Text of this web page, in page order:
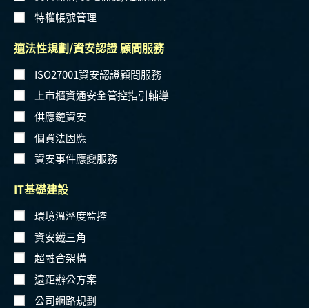
特權帳號管理
適法性規劃/資安認證 顧問服務
ISO27001資安認證顧問服務
上市櫃資通安全管控指引輔導
供應鏈資安
個資法因應
資安事件應變服務
IT基礎建設
環境溫溼度監控
資安鐵三角
超融合架構
遠距辦公方案
公司網路規劃